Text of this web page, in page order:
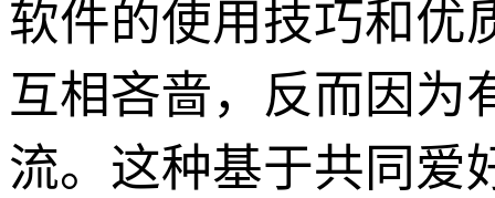
软件的使用技巧和优
互相吝啬，反而因为
流。这种基于共同爱